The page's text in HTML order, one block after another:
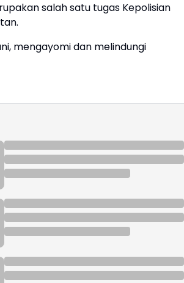
salah satu tugas Kepolisian
mengayomi dan melindungi